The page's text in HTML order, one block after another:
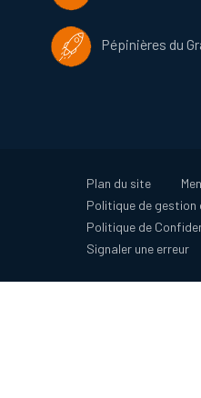
Pépinières du
Plan du site
Politique de gestion
Politique de
Signaler une erreur